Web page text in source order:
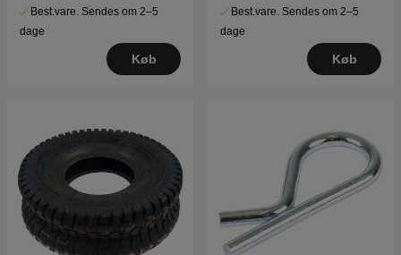
Best.vare. Sendes om 2–5
dage
Køb
Best.vare. Sendes om 2–5
dage
Køb